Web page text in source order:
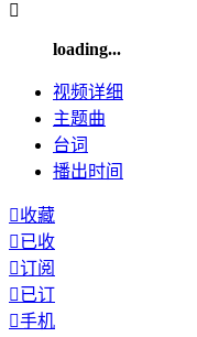

loading...
视频详细
主题曲
台词
播出时间
收藏
已收
订阅
已订
手机